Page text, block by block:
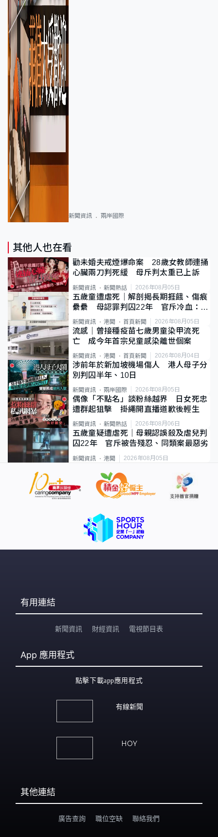
新聞資訊 兩岸國際
其他人也在看
勸未婚夫戒煙爆命案 28歲女教師連捅
心臟兩刀判死緩 母斥判太重已上訴
新聞資訊 新聞熱話 2026年08月05日
五歲童遭虐死｜解剖揭長期捱餓、傷痕
纍纍 母認罪判囚22年 官斥冷血：同
類案最惡劣
新聞資訊 港聞 首頁新聞 2026年08月05日
流感｜曾接種疫苗七歲男童染甲流死
亡 成今年首宗兒童感染離世個案
新聞資訊 港聞 首頁新聞 2026年08月04日
涉前年於新加坡機場傷人 港人母子分
別判囚半年、10日
新聞資訊 兩岸國際 2026年08月05日
偶像「不點名」談粉絲越界 日女死忠
遭群起狙擊 掛繩開直播道歉後輕生
新聞資訊 新聞熱話 2026年08月06日
五歲童疑遭虐死｜母親認誤殺及虐兒判
囚22年 官斥被告殘忍、同類案最惡劣
新聞資訊 港聞 2026年08月05日
有用連結
新聞資訊 財經資訊 電視節目表
App 應用程式
點擊下載app應用程式
有線新聞
HOY
其他連結
廣告查詢 職位空缺 聯絡我們